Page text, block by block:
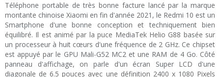
Téléphone portable de très bonne facture lancé par la marque
montante chinoise Xiaomi en fin d'année 2021, le Redmi 10 est un
Smartphone d'une bonne conception et techniquement bien
équilibré. Il est animé par la puce MediaTek Helio G88 basée sur
un processeur à huit cœurs d'une fréquence de 2 GHz. Ce chipset
est appuyé par le GPU Mali-G52 MC2 et une RAM de 4 Go. Côté
panneau d'affichage, on parle d'un écran Super LCD d'une
diagonale de 6.5 pouces avec une définition 2400 x 1080 Pixels